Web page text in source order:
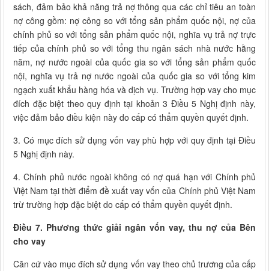
sách, đảm bảo khả năng trả nợ thông qua các chỉ tiêu an toàn
nợ công gồm: nợ công so với tổng sản phẩm quốc nội, nợ của
chính phủ so với tổng sản phẩm quốc nội, nghĩa vụ trả nợ trực
tiếp của chính phủ so với tổng thu ngân sách nhà nước hằng
năm, nợ nước ngoài của quốc gia so với tổng sản phẩm quốc
nội, nghĩa vụ trả nợ nước ngoài của quốc gia so với tổng kim
ngạch xuất khẩu hàng hóa và dịch vụ. Trường hợp vay cho mục
đích đặc biệt theo quy định tại khoản 3 Điều 5 Nghị định này,
việc đảm bảo điều kiện này do cấp có thẩm quyền quyết định.
3. Có mục đích sử dụng vốn vay phù hợp với quy định tại Điều
5 Nghị định này.
4. Chính phủ nước ngoài không có nợ quá hạn với Chính phủ
Việt Nam tại thời điểm đề xuất vay vốn của Chính phủ Việt Nam
trừ trường hợp đặc biệt do cấp có thẩm quyền quyết định.
Điều 7. Phương thức giải ngân vốn vay, thu nợ của Bên
cho vay
Căn cứ vào mục đích sử dụng vốn vay theo chủ trương của cấp